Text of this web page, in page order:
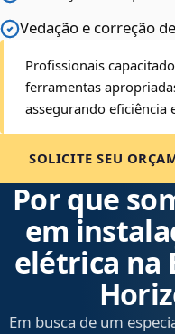
Vedação e correção
Profissionais
ferramentas
assegurando eficiência
SOLICITE SEU
Por que
em
elétrica na
Em busca de um